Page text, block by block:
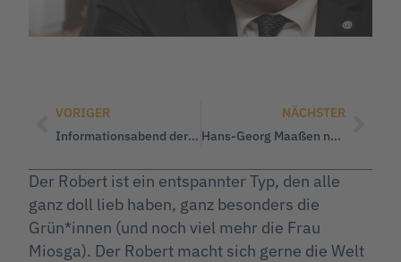
VORIGER
Informationsabend der WerteUnion auf der Insel Usedom
NÄCHSTER
Hans-Georg Maaßen nach der „Schwachkopf“- Affäre: Gesetze gegen Meinungsfreiheit abschaffen!
Der Robert ist ein entspannter Typ, den alle
ganz doll lieb haben, ganz besonders die
Grün*innen (und noch viel mehr die Frau
Miosga). Der Robert macht sich gerne die Welt